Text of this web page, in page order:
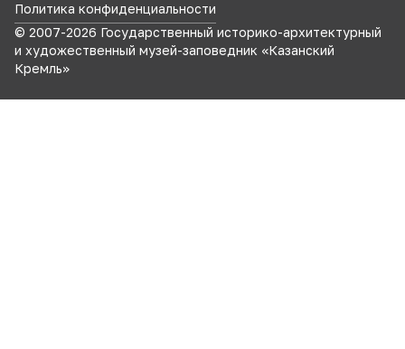
Политика конфиденциальности
© 2007-2026 Государственный историко-архитектурный
и художественный музей-заповедник «Казанский
Кремль»